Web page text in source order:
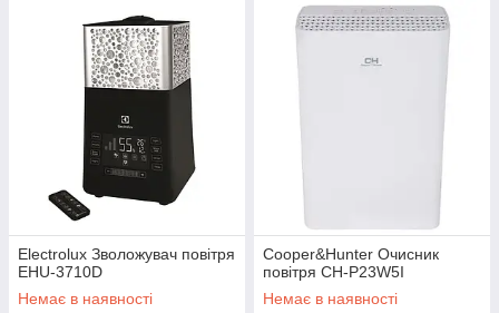
Electrolux Зволожувач повітря
EHU-3710D
Немає в наявності
Cooper&Hunter Очисник
повітря CH-P23W5I
Немає в наявності